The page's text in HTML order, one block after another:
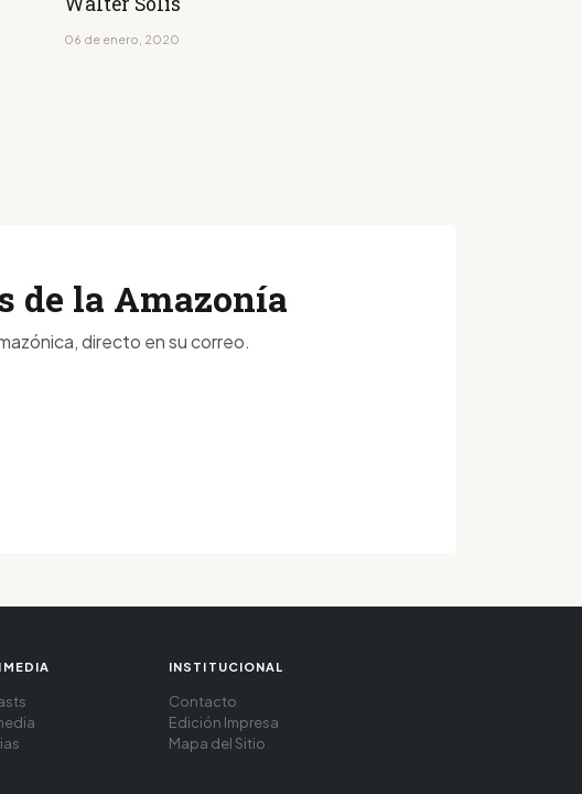
06 de enero, 2020
de la Amazonía
directo en su correo.
INSTITUCIONAL
Contacto
Edición Impresa
Mapa del Sitio